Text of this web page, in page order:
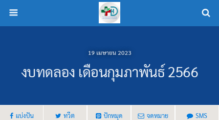
19 เมษายน 2023
งบทดลอง เดือนกุมภาพันธ์ 2566
แบ่งปัน ทวีต ปักหมุด จดหมาย SMS